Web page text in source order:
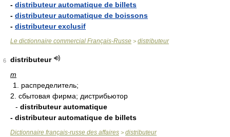
- distributeur automatique de billets
- distributeur automatique de boissons
- distributeur exclusif
Le dictionnaire commercial Français-Russe > distributeur
6
distributeur
m
1. распределитель;
2. сбытовая фирма; дистрибьютор
- distributeur automatique
- distributeur automatique de billets
Dictionnaire français-russe des affaires > distributeur